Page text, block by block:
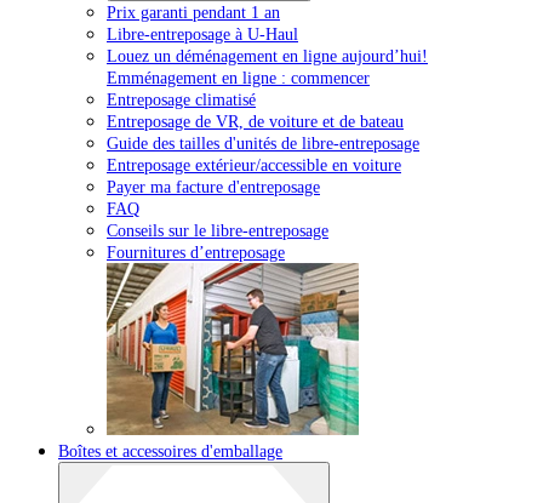
Prix garanti pendant 1 an
Libre-entreposage à U-Haul
Louez un déménagement en ligne aujourd’hui!
Emménagement en ligne : commencer
Entreposage climatisé
Entreposage de VR, de voiture et de bateau
Guide des tailles d'unités de libre-entreposage
Entreposage extérieur/accessible en voiture
Payer ma facture d'entreposage
FAQ
Conseils sur le libre-entreposage
Fournitures d’entreposage
Boîtes et accessoires d'emballage